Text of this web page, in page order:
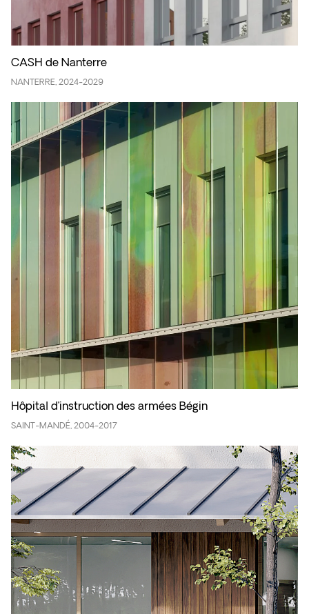
CASH de Nanterre
NANTERRE, 2024-2029
Hôpital d’instruction des armées Bégin
SAINT-MANDÉ, 2004-2017